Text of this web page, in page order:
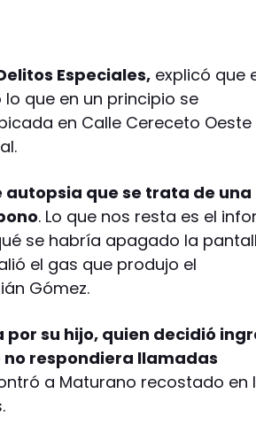
Especiales, explicó que
que en un principio se
en Calle Cereceto Oeste
que se trata de una
. Lo que nos resta es el
se habría apagado la
el gas que produjo el
Gómez.
su hijo, quien decidió
respondiera llamadas
a Maturano recostado en